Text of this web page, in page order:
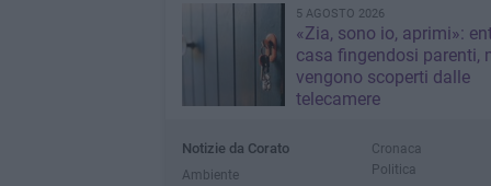
5 AGOSTO 2026
«Zia, sono io, aprimi»:
casa fingendosi parenti,
vengono scoperti dalle
telecamere
Notizie da Corato
Ambiente
Cronaca
Politica